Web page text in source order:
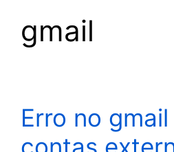
gmail
Erro no